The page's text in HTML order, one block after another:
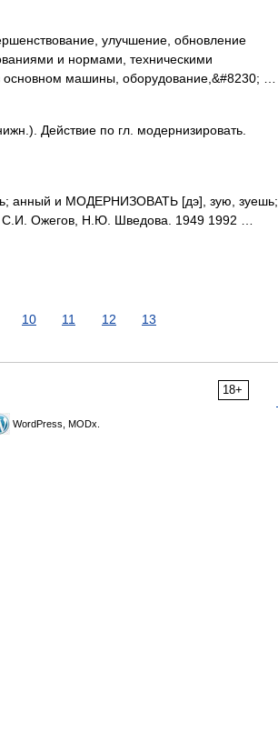
улучшение, обновление
и нормами, техническими
основном машины, оборудование,&#8230; …
Действие по гл. модернизировать.
и МОДЕРНИЗОВАТЬ [дэ], зую, зуешь;
С.И. Ожегов, Н.Ю. Шведова. 1949 1992 …
10 11 12 13
18+
WordPress, MODx.